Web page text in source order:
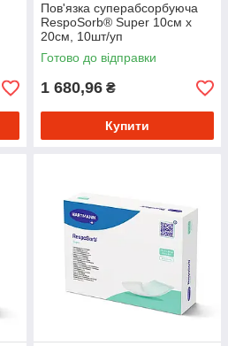
Пов'язка суперабсорбуюча
RespoSorb® Super 10см х
20см, 10шт/уп
Готово до відправки
1 680,96 ₴
Купити